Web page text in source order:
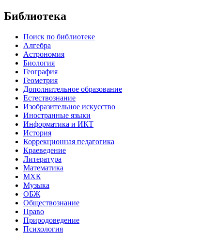
Библиотека
Поиск по библиотеке
Алгебра
Астрономия
Биология
География
Геометрия
Дополнительное образование
Естествознание
Изобразительное искусство
Иностранные языки
Информатика и ИКТ
История
Коррекционная педагогика
Краеведение
Литература
Математика
МХК
Музыка
ОБЖ
Обществознание
Право
Природоведение
Психология